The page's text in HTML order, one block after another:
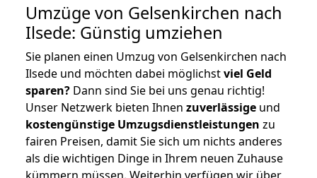
Umzüge von Gelsenkirchen nach
Ilsede: Günstig umziehen
Sie planen einen Umzug von Gelsenkirchen nach
Ilsede und möchten dabei möglichstviel Geld
sparen? Dann sind Sie bei uns genau richtig!
Unser Netzwerk bieten Ihnen zuverlässige und
kostengünstige Umzugsdienstleistungen zu
fairen Preisen, damit Sie sich um nichts anderes
als die wichtigen Dinge in Ihrem neuen Zuhause